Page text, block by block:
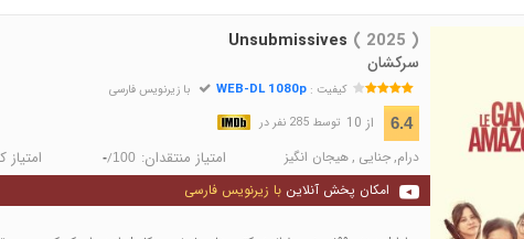
Unsubmissives ( 2025 )
سرکشان
کیفیت :WEB-DL 1080p با زیرنویس فارسی
6.4 از 10 توسط 285 نفر در
درام,جنایی ,هیجان انگیز امتیاز منتقدان: -/100 امتیاز
امکان پخش آنلاین با زیرنویس فارسی